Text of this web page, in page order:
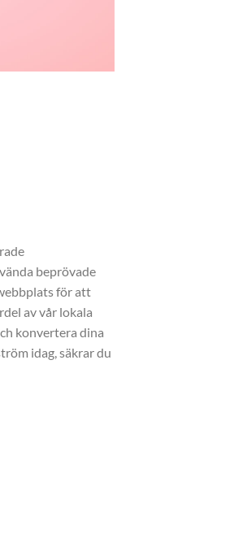
beprövade
för att
av vår lokala
konvertera dina
idag, säkrar du